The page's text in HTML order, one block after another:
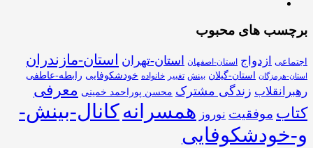
برچسب های محبوب
اجتماعی ازدواج استان-اصفهان استان-تهران استان-مازندران
استان-هرمزگان استان-گیلان بینش تغییر خانواده خودشکوفایی رابطه-عاطفی
رهبرانقلاب زندگی مشترک محسن پوراحمد خمینی معرفی
کتاب موفقیت نوروز همسرانهکانال-بینش-
و-خودشکوفایی